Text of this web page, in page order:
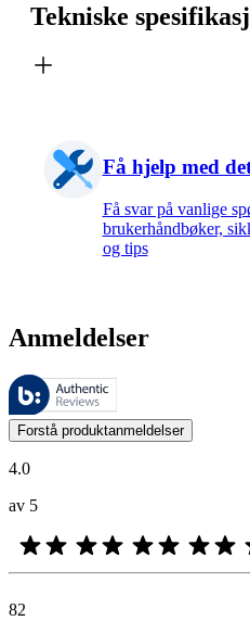
Tekniske
Få hjelp med
Få svar på vanlige
brukerhåndbøker,
og tips
Anmeldelser
Disse anmeldelsene forvaltes av
Kundenes meninger i form av
Forstå produktanmeldelser
4.0
av 5
82